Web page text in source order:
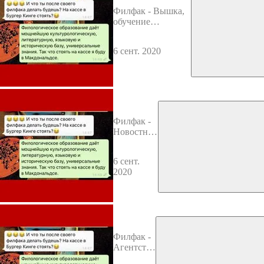
Филфак - Вышка,
обучение
6 сент. 2020
Филфак -
Новостной
6 сент.
2020
Филфак -
Агентство